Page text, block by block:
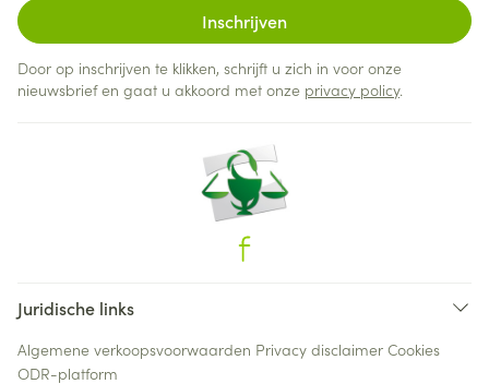
Inschrijven
Door op inschrijven te klikken, schrijft u zich in voor onze
nieuwsbrief en gaat u akkoord met onze privacy policy.
Juridische links
Algemene verkoopsvoorwaarden Privacy disclaimer Cookies
ODR-platform